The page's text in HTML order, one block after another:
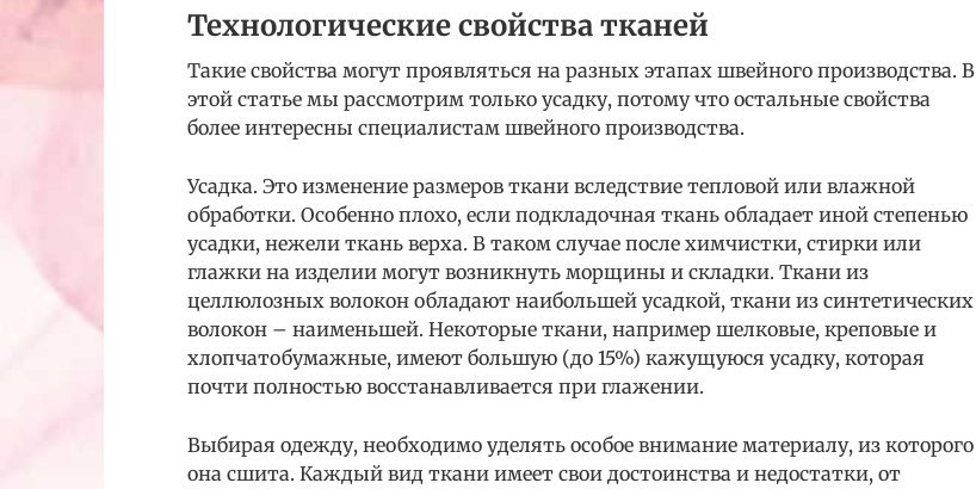
Технологические свойства тканей
Такие свойства могут проявляться на разных этапах швейного производства. В
этой статье мы рассмотрим только усадку, потому что остальные свойства
более интересны специалистам швейного производства.
Усадка. Это изменение размеров ткани вследствие тепловой или влажной
обработки. Особенно плохо, если подкладочная ткань обладает иной степенью
усадки, нежели ткань верха. В таком случае после химчистки, стирки или
глажки на изделии могут возникнуть морщины и складки. Ткани из
целлюлозных волокон обладают наибольшей усадкой, ткани из синтетических
волокон – наименьшей. Некоторые ткани, например шелковые, креповые и
хлопчатобумажные, имеют большую (до 15%) кажущуюся усадку, которая
почти полностью восстанавливается при глажении.
Выбирая одежду, необходимо уделять особое внимание материалу, из которого
она сшита. Каждый вид ткани имеет свои достоинства и недостатки, от